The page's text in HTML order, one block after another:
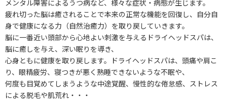
メンタル障害によるうつ病など、様々な症状・病態が生じます。
疲れ切った脳は癒されることで本来の正常な機能を回復し、自分自
身で健康になる力（自然治癒力）を取り戻していきます。
脳に一番近い頭部から心地よい刺激を与えるドライヘッドスパは、
脳に癒しを与え、深い眠りを導き、
心身ともに健康を取り戻します。ドライヘッドスパは、頭痛や肩こ
り、眼精疲労、寝つきが悪く熟睡できないような不眠や、
何度も目覚めてしまうような中途覚醒、慢性的な倦怠感、ストレス
による脱毛や肌荒れ・・・